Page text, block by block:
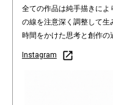
全ての作品は純手描きに
の線を注意深く調整して
時間をかけた思考と創作の
Instagram